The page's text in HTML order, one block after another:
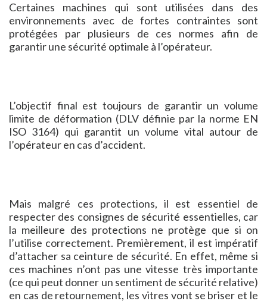
Certaines machines qui sont utilisées dans des
environnements avec de fortes contraintes sont
protégées par plusieurs de ces normes afin de
garantir une sécurité optimale à l’opérateur.
L’objectif final est toujours de garantir un volume
limite de déformation (DLV définie par la norme EN
ISO 3164) qui garantit un volume vital autour de
l’opérateur en cas d’accident.
Mais malgré ces protections, il est essentiel de
respecter des consignes de sécurité essentielles, car
la meilleure des protections ne protège que si on
l’utilise correctement. Premièrement, il est impératif
d’attacher sa ceinture de sécurité. En effet, même si
ces machines n’ont pas une vitesse très importante
(ce qui peut donner un sentiment de sécurité relative)
en cas de retournement, les vitres vont se briser et le